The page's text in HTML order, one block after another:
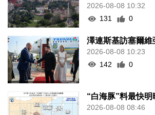
2026-08-08 10:32
131
0
澤連斯基訪塞爾
2026-08-08 10:23
142
0
“白海豚”料最快
2026-08-08 08:46